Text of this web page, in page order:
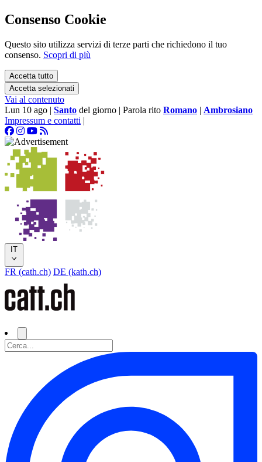
Consenso Cookie
Questo sito utilizza servizi di terze parti che richiedono il tuo
consenso. Scopri di più
Accetta tutto
Accetta selezionati
Vai al contenuto
Lun 10 ago | Santo del giorno | Parola rito Romano | Ambrosiano
Impressum e contatti |
IT
FR (cath.ch) DE (kath.ch)